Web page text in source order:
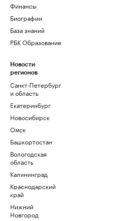
Финансы
Биографии
База знаний
РБК Образование
Новости
регионов
Санкт-Петербург
и область
Екатеринбург
Новосибирск
Омск
Башкортостан
Вологодская
область
Калининград
Краснодарский
край
Нижний
Новгород